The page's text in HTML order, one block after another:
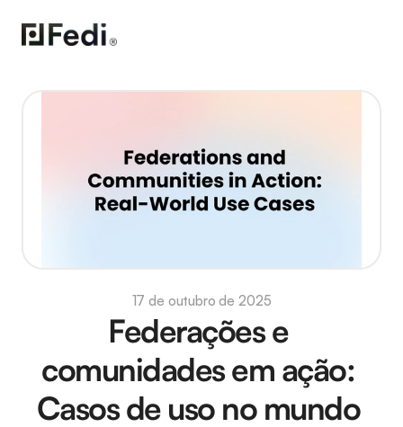
17 de outubro de 2025
Federações e
comunidades em ação:
Casos de uso no mundo